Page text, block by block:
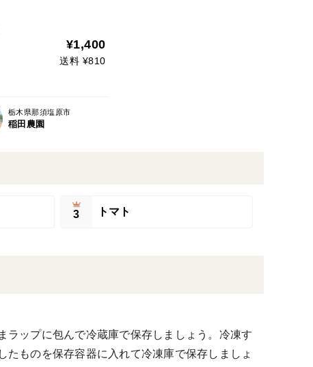
¥1,400
送料 ¥810
栃木県那須塩原市
稲田農園
3 トマト
ラップに包んで冷蔵庫で保存しましょう。冷凍す
ものを保存容器に入れて冷凍庫で保存しましょ